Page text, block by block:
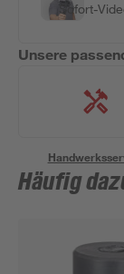
Sofort-
Unsere
Häufig